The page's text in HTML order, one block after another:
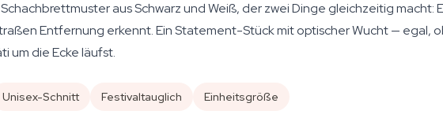
aus Schwarz und Weiß, der zwei Dinge gleichzeitig macht:
Entfernung erkennt. Ein Statement-Stück mit optischer Wucht — egal,
um die Ecke läufst.
Unisex-Schnitt Festivaltauglich Einheitsgröße